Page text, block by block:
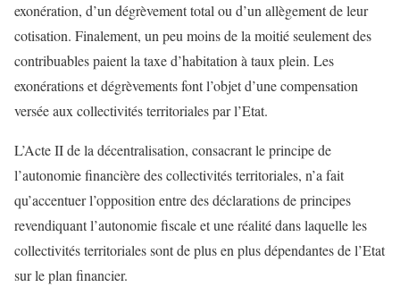
exonération, d’un dégrèvement total ou d’un allègement de leur
cotisation. Finalement, un peu moins de la moitié seulement des
contribuables paient la taxe d’habitation à taux plein. Les
exonérations et dégrèvements font l’objet d’une compensation
versée aux collectivités territoriales par l’Etat.
L’Acte II de la décentralisation, consacrant le principe de
l’autonomie financière des collectivités territoriales, n’a fait
qu’accentuer l’opposition entre des déclarations de principes
revendiquant l’autonomie fiscale et une réalité dans laquelle les
collectivités territoriales sont de plus en plus dépendantes de l’Etat
sur le plan financier.